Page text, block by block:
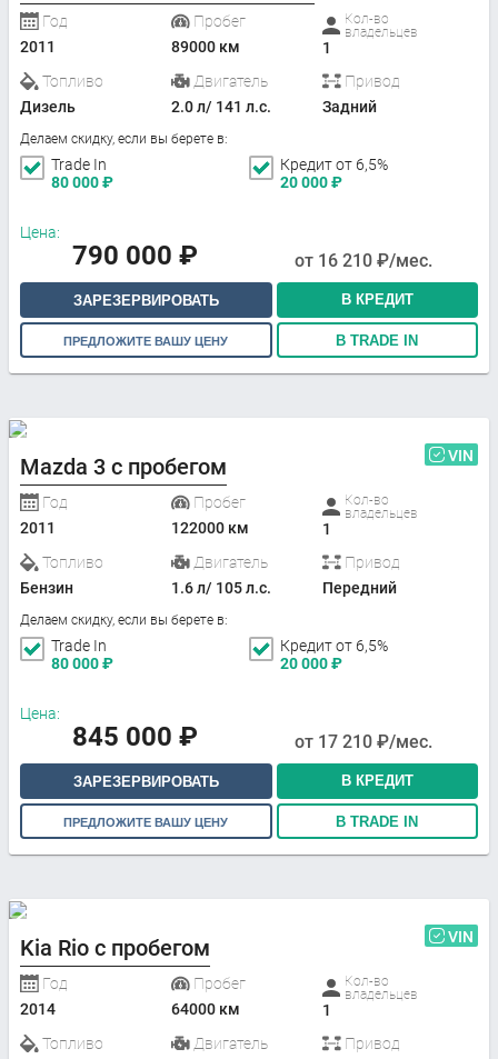
Год
2011
Пробег
89000 км
Кол-во
владельцев
1
Топливо
Дизель
Двигатель
2.0 л/ 141 л.с.
Привод
Задний
Делаем скидку, если вы берете в:
Trade In
80 000₽
Кредит от 6,5%
20 000₽
Цена:
790 000 ₽ от 16 210 ₽/мес.
ЗАРЕЗЕРВИРОВАТЬ В КРЕДИТ
ПРЕДЛОЖИТЕ ВАШУ ЦЕНУ В TRADE IN
Mazda 3 с пробегом VIN
Год
2011
Пробег
122000 км
Кол-во
владельцев
1
Топливо
Бензин
Двигатель
1.6 л/ 105 л.с.
Привод
Передний
Делаем скидку, если вы берете в:
Trade In
80 000₽
Кредит от 6,5%
20 000₽
Цена:
845 000 ₽ от 17 210 ₽/мес.
ЗАРЕЗЕРВИРОВАТЬ В КРЕДИТ
ПРЕДЛОЖИТЕ ВАШУ ЦЕНУ В TRADE IN
Kia Rio с пробегом VIN
Год
2014
Пробег
64000 км
Кол-во
владельцев
1
Топливо
Двигатель
Привод